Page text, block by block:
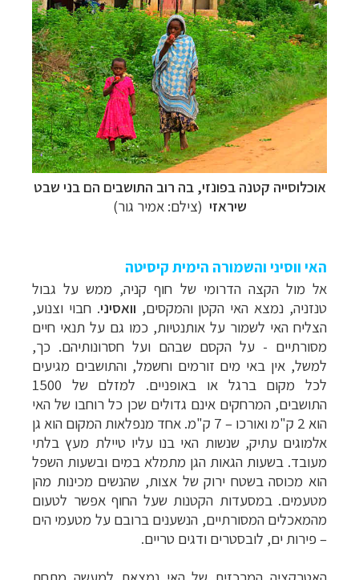
אוכלוסייה קטנה בפונזי, בה רוב התושבים הם בני שבט
שיראזי (צילם: אמיר גור)
האי ווסיני והשמורה הימית קיסיטה
אל מול הקצה הדרומי של חוף קניה, ממש על גבול
טנזניה, נמצא האי הקטן והמקסים, וואסיני. חבוי וצנוע,
הצליח האי לשמור על אותנטיות, כמו גם על תנאי חיים
מסורתיים - על הקסם שבהם ועל חסרונותיהם. כך,
למשל, אין באי מים זורמים וחשמל, והתושבים מגיעים
לכל מקום ברגל או באופניים. למזלם של 1500
התושבים, המרחקים אינם גדולים שכן כל רוחבו של האי
הוא 2 ק"מ ואורכו – 7 ק"מ. אחד מנפלאות המקום הוא גן
אלמוגים עתיק, שנשות האי בנו עליו טיילת מעץ בלתי
מעובד. בשעות הגאות הגן מתמלא במים ובשעות השפל
הוא מכוסה בשטח ירוק של אצות, שהנשים מכינות מהן
מטעמים. במסעדות הקטנות שעל החוף אפשר לטעום
מהמאכלים המסורתיים, הנשענים ברובם על מטעמי הים
– פירות ים, לובסטרים ודגים טריים.